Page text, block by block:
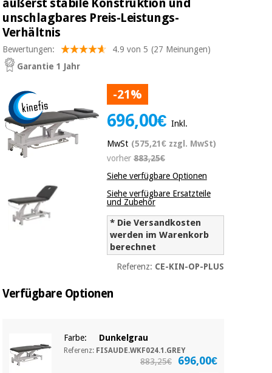
Angebote
Outlet
Fisaude
Tech
Academy
Traditionelle
chinesische
medizin
Klinische
möbel
Therapeutische
schränke
Essentielles
schutzmaterial
Aerobic,
fitness
spiele
Veterinärmedizin
Nachricht
Angebote
Outlet
Fisaude
Tech
Academy
Medizinische
ausrüstung
Traditionelle
chinesische
Klinische
möbel
Essentielles
Aerobic,
äußerst stabile Konstruktion und
unschlagbares Preis-Leistungs-
Verhältnis
Bewertungen: 4.9 von 5 (27 Meinungen)
Garantie 1 Jahr
-21%
696,00€ Inkl.
MwSt (575,21€ zzgl. MwSt)
vorher883,25€
Siehe verfügbare Optionen
Siehe verfügbare Ersatzteile
und Zubehör
* Die Versandkosten
werden im Warenkorb
berechnet
Referenz: CE-KIN-OP-PLUS
Verfügbare Optionen
Farbe: Dunkelgrau
Referenz: FISAUDE.WKF024.1.GREY
883,25€ 696,00€